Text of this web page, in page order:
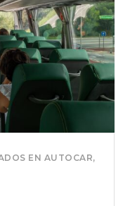
EN AUTOCAR,